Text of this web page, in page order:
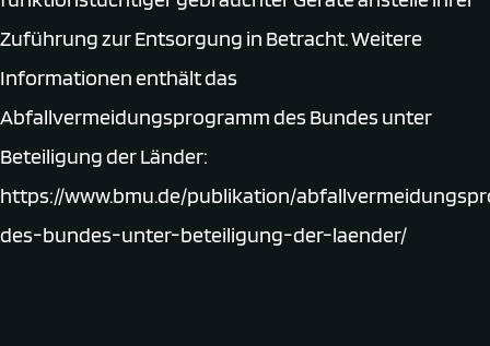
Zuführung zur Entsorgung in Betracht. Weitere
Informationen enthält das
Abfallvermeidungsprogramm des Bundes unter
Beteiligung der Länder:
https://www.bmu.de/publikation/
des-bundes-unter-beteiligung-der-laender/